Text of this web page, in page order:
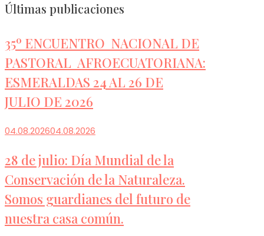
Últimas publicaciones
35º ENCUENTRO NACIONAL DE
PASTORAL AFROECUATORIANA:
ESMERALDAS 24 AL 26 DE
JULIO DE 2026
04.08.202604.08.2026
28 de julio: Día Mundial de la
Conservación de la Naturaleza.
Somos guardianes del futuro de
nuestra casa común.